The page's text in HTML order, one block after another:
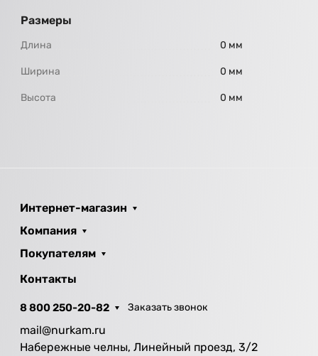
Размеры
Длина 0 мм
Ширина 0 мм
Высота 0 мм
Интернет-магазин
Компания
Покупателям
Контакты
8 800 250-20-82 Заказать звонок
mail@nurkam.ru
Набережные челны, Линейный проезд, 3/2